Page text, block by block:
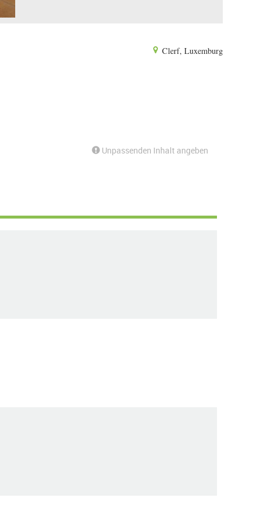
Clerf, Luxemburg
Unpassenden Inhalt angeben